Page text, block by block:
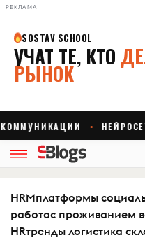
РЕКЛАМА
HRMплатформы
работас проживанием
HRтренды логистика